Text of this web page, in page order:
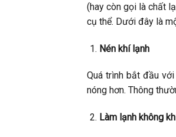
(hay còn gọi là chất
cụ thể. Dưới đây là
Nén khí lạnh
Quá trình bắt đầu
nóng hơn. Thông
Làm lạnh không